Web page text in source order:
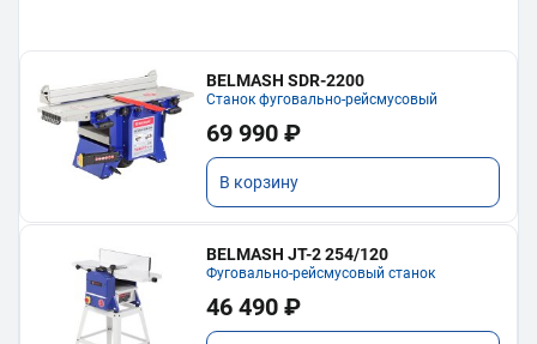
BELMASH SDR-2200
Станок фуговально-рейсмусовый
69 990 ₽
В корзину
BELMASH JT-2 254/120
Фуговально-рейсмусовый станок
46 490 ₽